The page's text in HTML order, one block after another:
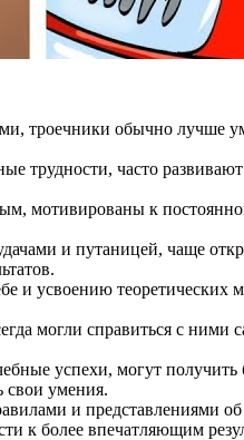
троечники обычно лучше
трудности, часто
мотивированы к
и путаницей, чаще
усвоению теоретических
могли справиться с
успехи, могут
свои умения.
и представлениями
к более впечатляющим